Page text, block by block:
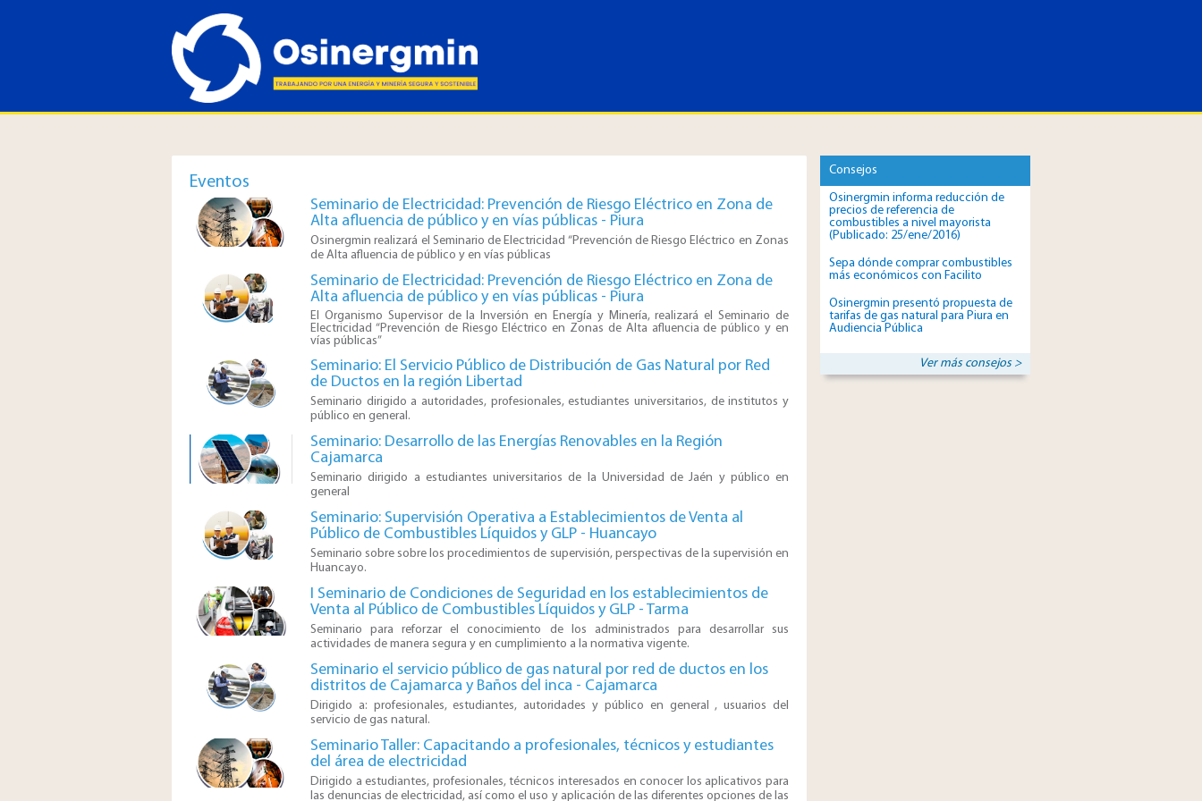
Eventos
Seminario de Electricidad: Prevención de Riesgo Eléctrico en Zona de
Alta afluencia de público y en vías públicas - Piura
​Osinergminrealizará el Seminario de Electricidad “Prevención de Riesgo Eléctrico en Zonas
de Alta afluencia de público y en vías públicas
Seminario de Electricidad: Prevención de Riesgo Eléctrico en Zona de
Alta afluencia de público y en vías públicas - Piura
El Organismo Supervisor de la Inversión en Energía y Minería, realizará el Seminario de
Electricidad “Prevención de Riesgo Eléctrico en Zonas de Alta afluencia de público y en
vías públicas”
Seminario: El Servicio Público de Distribución de Gas Natural por Red
de Ductos en la región Libertad
​Seminario dirigido a autoridades, profesionales, estudiantes universitarios, de institutos y
público en general.
Seminario: Desarrollo de las Energías Renovables en la Región
Cajamarca
Seminario dirigido a estudiantes universitarios de la Universidad de Jaén y público en
general
Seminario: Supervisión Operativa a Establecimientos de Venta al
Público de Combustibles Líquidos y GLP - Huancayo
Seminario sobre sobre los procedimientos de supervisión, perspectivas de la supervisión en
Huancayo.
I Seminario de Condiciones de Seguridad en los establecimientos de
Venta al Público de Combustibles Líquidos y GLP - Tarma
​Seminario para reforzar el conocimiento de los administrados para desarrollar sus
actividades de manera segura y en cumplimiento a la normativa vigente.
Seminario el servicio público de gas natural por red de ductos en los
distritos de Cajamarca y Baños del inca - Cajamarca
​Dirigido a: profesionales, estudiantes, autoridades y público en general , usuarios del
servicio de gas natural.
Seminario Taller: Capacitando a profesionales, técnicos y estudiantes
del área de electricidad
Dirigido a estudiantes, profesionales, técnicos interesados en conocer los aplicativos para
las denuncias de electricidad, así como el uso y aplicación de las diferentes opciones de las
Consejos
Osinergmin informa reducción de
precios de referencia de
combustibles a nivel mayorista
(Publicado: 25/ene/2016)
Sepa dónde comprar combustibles
más económicos con Facilito
Osinergmin presentó propuesta de
tarifas de gas natural para Piura en
Audiencia Pública
Ver más consejos >